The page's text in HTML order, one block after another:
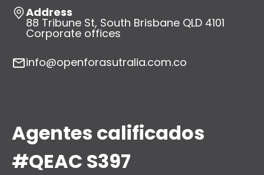
Address
88 Tribune St, South Brisbane QLD 4101
Corporate offices
info@openforasutralia.com.co
Agentes calificados
#QEAC S397